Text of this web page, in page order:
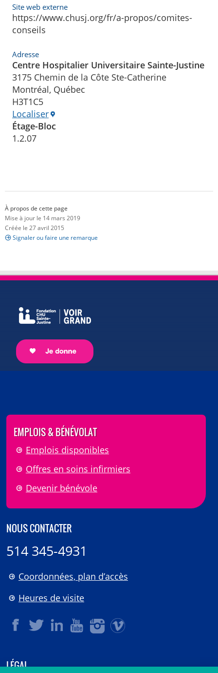
Site web externe
https://www.chusj.org/fr/a-propos/comites-
conseils
Adresse
Centre Hospitalier Universitaire Sainte-Justine
3175 Chemin de la Côte Ste-Catherine
Montréal, Québec
H3T1C5
Localiser
Étage-Bloc
1.2.07
À propos de cette page
Mise à jour le 14 mars 2019
Créée le 27 avril 2015
Signaler ou faire une remarque
EMPLOIS & BÉNÉVOLAT
Emplois disponibles
Offres en soins infirmiers
Devenir bénévole
NOUS CONTACTER
514 345-4931
Coordonnées, plan d’accès
Heures de visite
LÉGAL